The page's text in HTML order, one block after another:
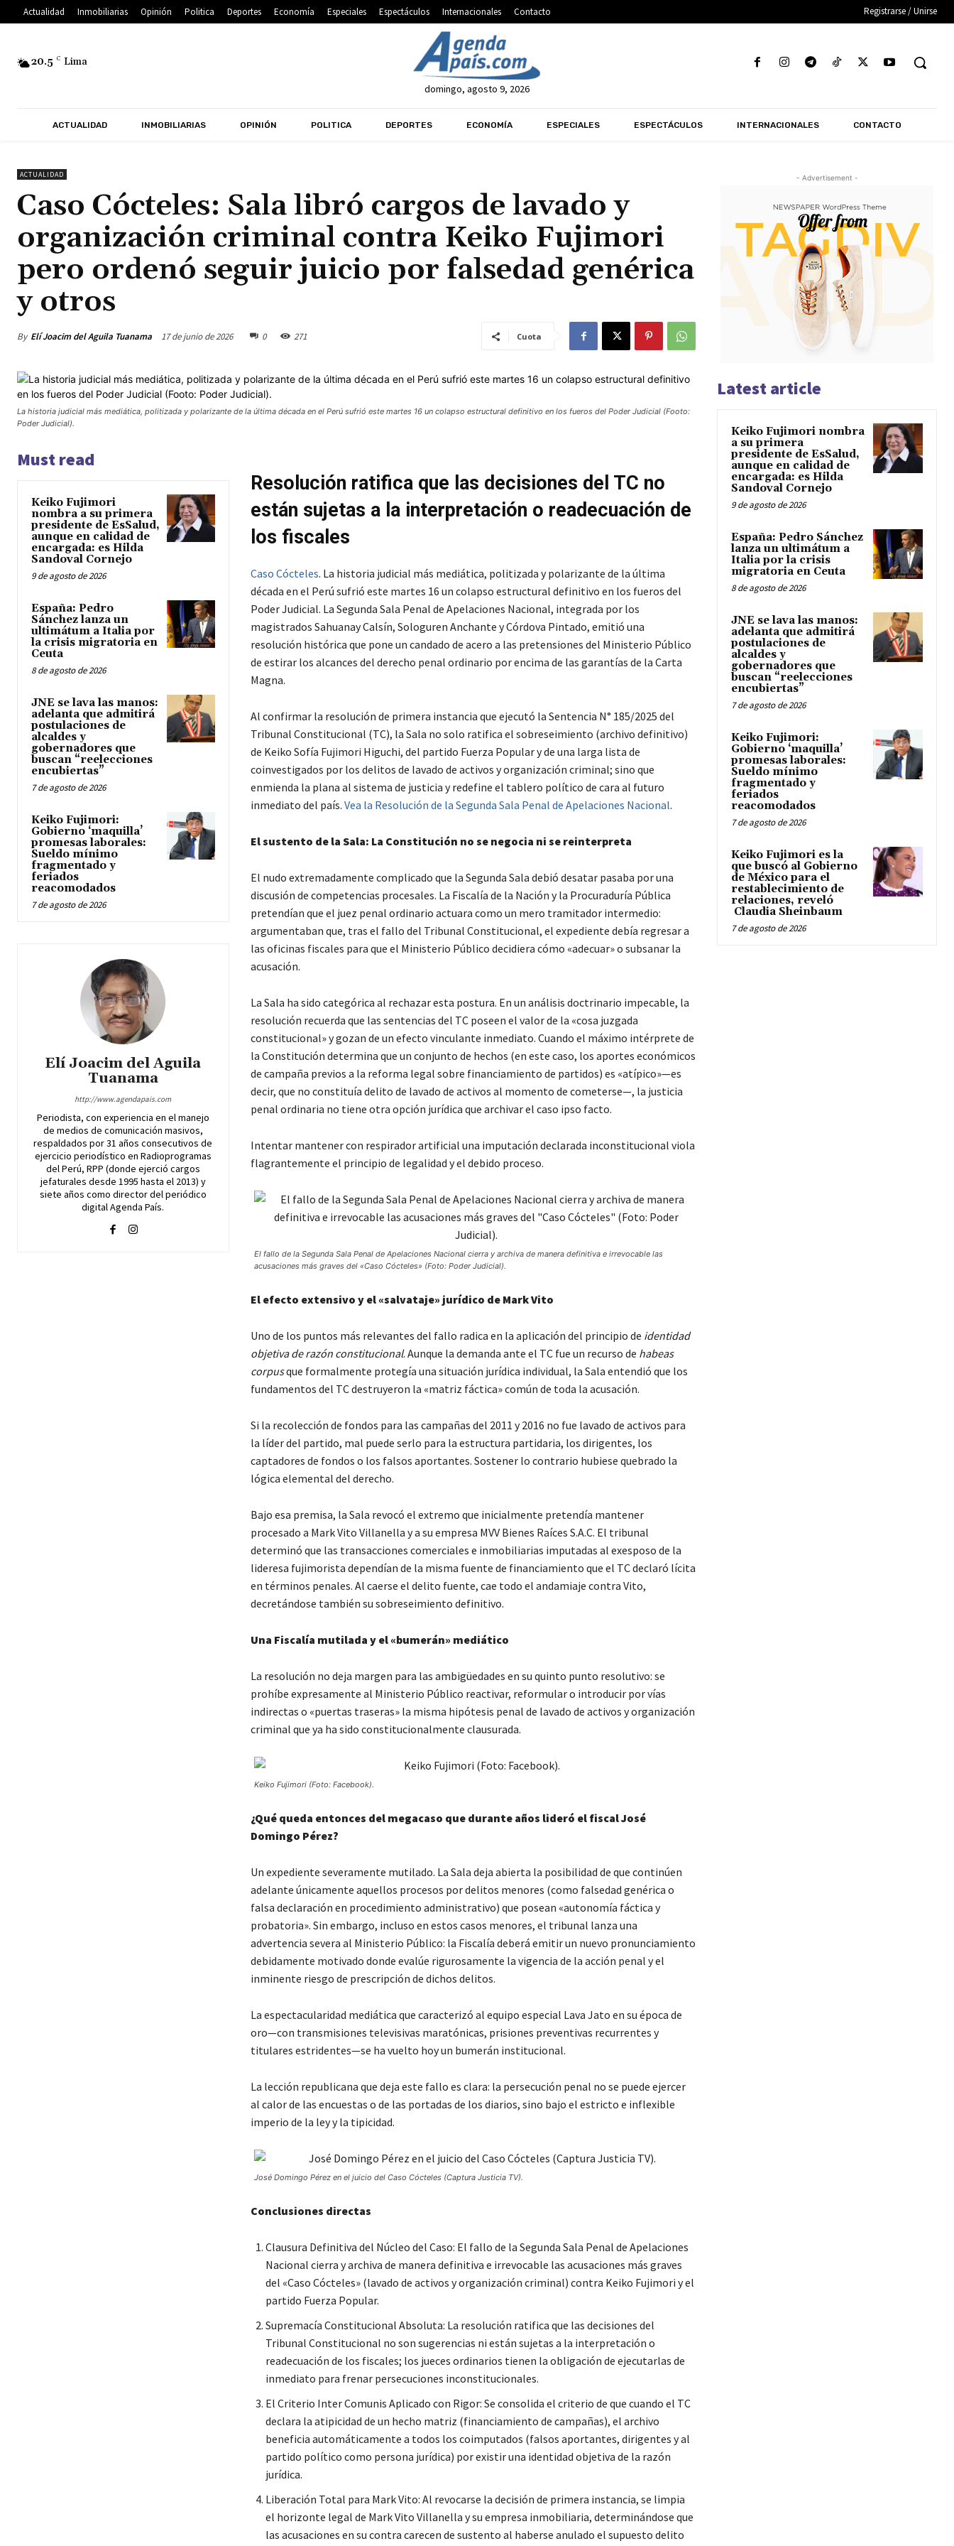
Actualidad Inmobiliarias Opinión Politica Deportes Economía Especiales Espectáculos Internacionales Contacto Registrarse / Unirse
20.5 C Lima
domingo, agosto 9, 2026
ACTUALIDAD INMOBILIARIAS OPINIÓN POLITICA DEPORTES ECONOMÍA ESPECIALES ESPECTÁCULOS INTERNACIONALES CONTACTO
ACTUALIDAD
Caso Cócteles: Sala libró cargos de lavado y
organización criminal contra Keiko Fujimori
pero ordenó seguir juicio por falsedad genérica
y otros
By Elí Joacim del Aguila Tuanama 17 de junio de 2026 0 271 Cuota
La historia judicial más mediática, politizada y polarizante de la última década en el Perú sufrió este martes 16 un colapso estructural definitivo en los fueros del Poder Judicial (Footo:
Poder Judicial).
Must read
Keiko Fujimori
nombra a su primera
presidente de EsSalud,
aunque en calidad de
encargada: es Hilda
Sandoval Cornejo
9 de agosto de 2026
España: Pedro
Sánchez lanza un
ultimátum a Italia por
la crisis migratoria en
Ceuta
8 de agosto de 2026
JNE se lava las manos:
adelanta que admitirá
postulaciones de
alcaldes y
gobernadores que
buscan “reelecciones
encubiertas”
7 de agosto de 2026
Keiko Fujimori:
Gobierno ‘maquilla’
promesas laborales:
Sueldo mínimo
fragmentado y
feriados
reacomodados
7 de agosto de 2026
Elí Joacim del Aguila
Tuanama
http://www.agendapais.com
Periodista, con experiencia en el manejo
de medios de comunicación masivos,
respaldados por 31 años consecutivos de
ejercicio periodístico en Radioprogramas
del Perú, RPP (donde ejerció cargos
jefaturales desde 1995 hasta el 2013) y
siete años como director del periódico
digital Agenda País.
Resolución ratifica que las decisiones del TC no
están sujetas a la interpretación o readecuación de
los fiscales
Caso Cócteles. La historia judicial más mediática, politizada y polarizante de la última
década en el Perú sufrió este martes 16 un colapso estructural definitivo en los fueros del
Poder Judicial. La Segunda Sala Penal de Apelaciones Nacional, integrada por los
magistrados Sahuanay Calsín, Sologuren Anchante y Córdova Pintado, emitió una
resolución histórica que pone un candado de acero a las pretensiones del Ministerio Público
de estirar los alcances del derecho penal ordinario por encima de las garantías de la Carta
Magna.
Al confirmar la resolución de primera instancia que ejecutó la Sentencia N° 185/2025 del
Tribunal Constitucional (TC), la Sala no solo ratifica el sobreseimiento (archivo definitivo)
de Keiko Sofía Fujimori Higuchi, del partido Fuerza Popular y de una larga lista de
coinvestigados por los delitos de lavado de activos y organización criminal; sino que
enmienda la plana al sistema de justicia y redefine el tablero político de cara al futuro
inmediato del país. Vea la Resolución de la Segunda Sala Penal de Apelaciones Nacional.
El sustento de la Sala: La Constitución no se negocia ni se reinterpreta
El nudo extremadamente complicado que la Segunda Sala debió desatar pasaba por una
discusión de competencias procesales. La Fiscalía de la Nación y la Procuraduría Pública
pretendían que el juez penal ordinario actuara como un mero tramitador intermedio:
argumentaban que, tras el fallo del Tribunal Constitucional, el expediente debía regresar a
las oficinas fiscales para que el Ministerio Público decidiera cómo «adecuar» o subsanar la
acusación.
La Sala ha sido categórica al rechazar esta postura. En un análisis doctrinario impecable, la
resolución recuerda que las sentencias del TC poseen el valor de la «cosa juzgada
constitucional» y gozan de un efecto vinculante inmediato. Cuando el máximo intérprete de
la Constitución determina que un conjunto de hechos (en este caso, los aportes económicos
de campaña previos a la reforma legal sobre financiamiento de partidos) es «atípico»—es
decir, que no constituía delito de lavado de activos al momento de cometerse—, la justicia
penal ordinaria no tiene otra opción jurídica que archivar el caso ipso facto.
Intentar mantener con respirador artificial una imputación declarada inconstitucional viola
flagrantemente el principio de legalidad y el debido proceso.
El fallo de la Segunda Sala Penal de Apelaciones Nacional cierra y archiva de manera definitiva e irrevocable las
acusaciones más graves del «Caso Cócteles» (Foto: Poder Judicial).
El efecto extensivo y el «salvataje» jurídico de Mark Vito
Uno de los puntos más relevantes del fallo radica en la aplicación del principio de identidad
objetiva de razón constitucional. Aunque la demanda ante el TC fue un recurso de habeas
corpusque formalmente protegía una situación jurídica individual, la Sala entendió que los
fundamentos del TC destruyeron la «matriz fáctica» común de toda la acusación.
Si la recolección de fondos para las campañas del 2011 y 2016 no fue lavado de activos para
la líder del partido, mal puede serlo para la estructura partidaria, los dirigentes, los
captadores de fondos o los falsos aportantes. Sostener lo contrario hubiese quebrado la
lógica elemental del derecho.
Bajo esa premisa, la Sala revocó el extremo que inicialmente pretendía mantener
procesado a Mark Vito Villanella y a su empresa MVV Bienes Raíces S.A.C. El tribunal
determinó que las transacciones comerciales e inmobiliarias imputadas al exesposo de la
lideresa fujimorista dependían de la misma fuente de financiamiento que el TC declaró lícita
en términos penales. Al caerse el delito fuente, cae todo el andamiaje contra Vito,
decretándose también su sobreseimiento definitivo.
Una Fiscalía mutilada y el «bumerán» mediático
La resolución no deja margen para las ambigüedades en su quinto punto resolutivo: se
prohíbe expresamente al Ministerio Público reactivar, reformular o introducir por vías
indirectas o «puertas traseras» la misma hipótesis penal de lavado de activos y organización
criminal que ya ha sido constitucionalmente clausurada.
Keiko Fujimori (Foto: Facebook).
¿Qué queda entonces del megacaso que durante años lideró el fiscal José
Domingo Pérez?
Un expediente severamente mutilado. La Sala deja abierta la posibilidad de que continúen
adelante únicamente aquellos procesos por delitos menores (como falsedad genérica o
falsa declaración en procedimiento administrativo) que posean «autonomía fáctica y
probatoria». Sin embargo, incluso en estos casos menores, el tribunal lanza una
advertencia severa al Ministerio Público: la Fiscalía deberá emitir un nuevo pronunciamiento
debidamente motivado donde evalúe rigurosamente la vigencia de la acción penal y el
inminente riesgo de prescripción de dichos delitos.
La espectacularidad mediática que caracterizó al equipo especial Lava Jato en su época de
oro—con transmisiones televisivas maratónicas, prisiones preventivas recurrentes y
titulares estridentes—se ha vuelto hoy un bumerán institucional.
La lección republicana que deja este fallo es clara: la persecución penal no se puede ejercer
al calor de las encuestas o de las portadas de los diarios, sino bajo el estricto e inflexible
imperio de la ley y la tipicidad.
José Domingo Pérez en el juicio del Caso Cócteles (Captura Justicia TV).
Conclusiones directas
Clausura Definitiva del Núcleo del Caso: El fallo de la Segunda Sala Penal de Apelaciones
Nacional cierra y archiva de manera definitiva e irrevocable las acusaciones más graves
del «Caso Cócteles» (lavado de activos y organización criminal) contra Keiko Fujimori y el
partido Fuerza Popular.
Supremacía Constitucional Absoluta: La resolución ratifica que las decisiones del
Tribunal Constitucional no son sugerencias ni están sujetas a la interpretación o
readecuación de los fiscales; los jueces ordinarios tienen la obligación de ejecutarlas de
inmediato para frenar persecuciones inconstitucionales.
El Criterio Inter Comunis Aplicado con Rigor: Se consolida el criterio de que cuando el TC
declara la atipicidad de un hecho matriz (financiamiento de campañas), el archivo
beneficia automáticamente a todos los coimputados (falsos aportantes, dirigentes y al
partido político como persona jurídica) por existir una identidad objetiva de la razón
jurídica.
Liberación Total para Mark Vito: Al revocarse la decisión de primera instancia, se limpia
el horizonte legal de Mark Vito Villanella y su empresa inmobiliaria, determinándose que
las acusaciones en su contra carecen de sustento al haberse anulado el supuesto delito
- Advertisement -
Latest article
Keiko Fujimori nombra
a su primera
presidente de EsSalud,
aunque en calidad de
encargada: es Hilda
Sandoval Cornejo
9 de agosto de 2026
España: Pedro Sánchez
lanza un ultimátum a
Italia por la crisis
migratoria en Ceuta
8 de agosto de 2026
JNE se lava las manos:
adelanta que admitirá
postulaciones de
alcaldes y
gobernadores que
buscan “reelecciones
encubiertas”
7 de agosto de 2026
Keiko Fujimori:
Gobierno ‘maquilla’
promesas laborales:
Sueldo mínimo
fragmentado y
feriados
reacomodados
7 de agosto de 2026
Keiko Fujimori es la
que buscó al Gobierno
de México para el
restablecimiento de
relaciones, reveló
Claudia Sheinbaum
7 de agosto de 2026